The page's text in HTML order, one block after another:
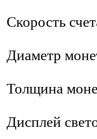
Скорость
Диаметр
Толщина
Дисплей